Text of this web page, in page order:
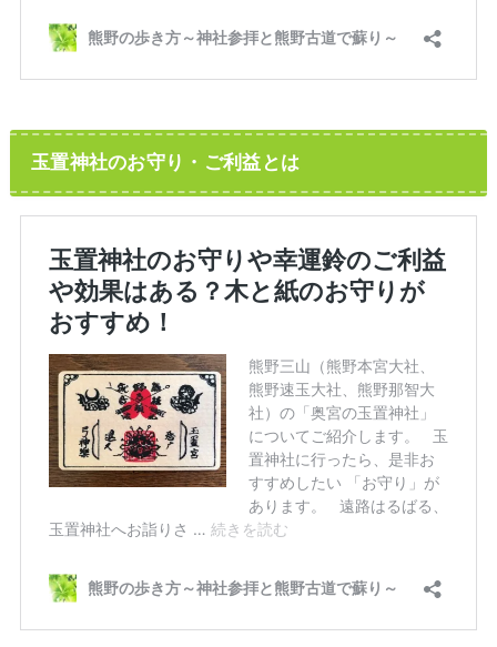
玉置神社のお守り・ご利益とは